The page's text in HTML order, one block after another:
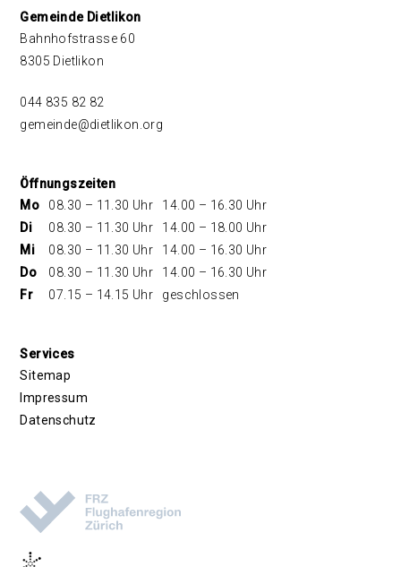
Footer
Gemeinde Dietlikon
Bahnhofstrasse 60
8305 Dietlikon
044 835 82 82
gemeinde@dietlikon.org
Öffnungszeiten
Mo
08.30 – 11.30 Uhr
14.00 – 16.30 Uhr
Di
08.30 – 11.30 Uhr
14.00 – 18.00 Uhr
Mi
08.30 – 11.30 Uhr
14.00 – 16.30 Uhr
Do
08.30 – 11.30 Uhr
14.00 – 16.30 Uhr
Fr
07.15 – 14.15 Uhr geschlossen
Services
Sitemap
Impressum
Datenschutz